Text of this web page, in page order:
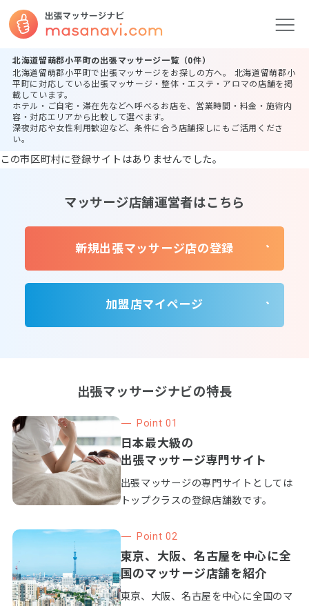
北海道留萌郡小平町の出張マッサージ一覧（0件）
北海道留萌郡小平町で出張マッサージをお探しの方へ。 北海道留萌郡小
平町に対応している出張マッサージ・整体・エステ・アロマの店舗を掲
載しています。
ホテル・ご自宅・滞在先などへ呼べるお店を、営業時間・料金・施術内
容・対応エリアから比較して選べます。
深夜対応や女性利用歓迎など、条件に合う店舗探しにもご活用くださ
い。
この市区町村に登録サイトはありませんでした。
マッサージ店舗運営者はこちら
新規出張マッサージ店の登録
加盟店マイページ
出張マッサージナビの特長
Point 01
日本最大級の
出張マッサージ専門サイト
出張マッサージの専門サイトとしては
トップクラスの登録店舗数です。
Point 02
東京、大阪、名古屋を中心に全
国のマッサージ店舗を紹介
東京、大阪、名古屋を中心に全国のマ